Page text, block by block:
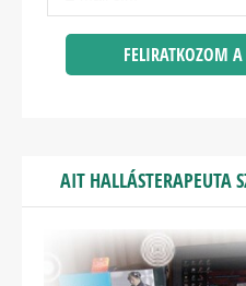
AIT HALLÁSTERAPEUTA